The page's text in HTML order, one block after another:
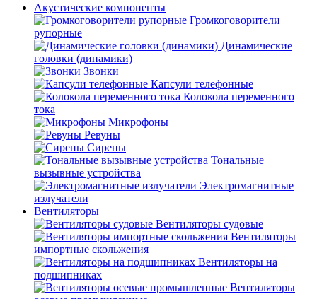
Акустические компоненты
Громкоговорители
рупорные
Динамические
головки (динамики)
Звонки
Капсули телефонные
Колокола переменного
тока
Микрофоны
Ревуны
Сирены
Тональные
вызывные устройства
Электромагнитные
излучатели
Вентиляторы
Вентиляторы судовые
Вентиляторы
импортные скольжения
Вентиляторы на
подшипниках
Вентиляторы